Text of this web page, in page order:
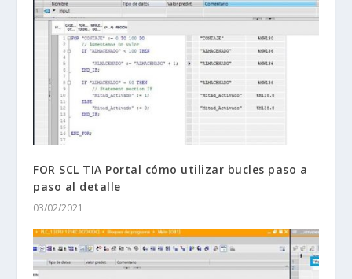
FOR SCL TIA Portal cómo utilizar bucles paso a
paso al detalle
03/02/2021